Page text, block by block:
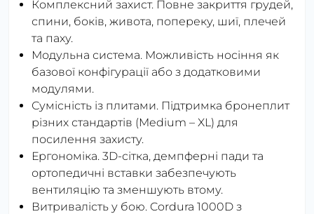
Комплексний захист. Повне закриття грудей,
спини, боків, живота, попереку, шиї, плечей
та паху.
Модульна система. Можливість носіння як
базової конфігурації або з додатковими
модулями.
Сумісність із плитами. Підтримка бронеплит
різних стандартів (Medium – XL) для
посилення захисту.
Ергономіка. 3D-сітка, демпферні пади та
ортопедичні вставки забезпечують
вентиляцію та зменшують втому.
Витривалість у бою. Cordura 1000D з